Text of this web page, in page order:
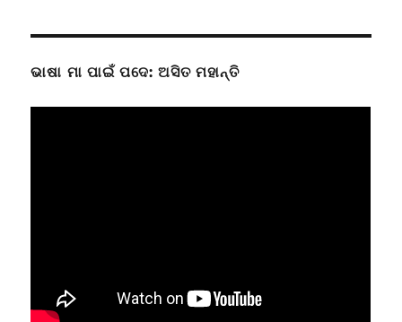
ଭାଷା ମା ପାଇଁ ପଦେ: ଅସିତ ମହାନ୍ତି